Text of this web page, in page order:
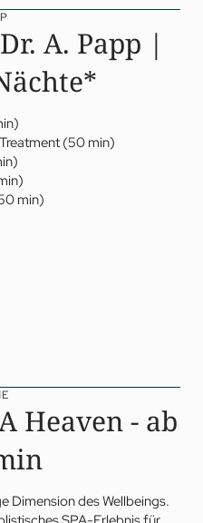
A. Papp |
(50 min)
min)
Heaven - ab
Dimension des Wellbeings.